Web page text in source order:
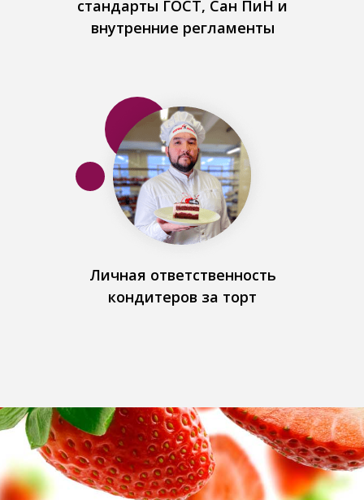
стандарты ГОСТ, Сан ПиН и
внутренние регламенты
Личная ответственность
кондитеров за торт